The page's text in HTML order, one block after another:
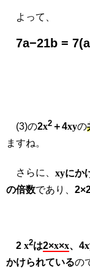
よって、
7a−21b =
(3)の2x2 ＋4xyの
ますね。
さらに、 xyにか
の倍数であり、
2 x2は2×x×x、4x
かけられているの